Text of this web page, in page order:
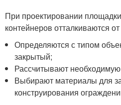
При проектировании
контейнеров отталкиваются
Определяются с типом
закрытый;
Рассчитывают
Выбирают материалы для
конструирования